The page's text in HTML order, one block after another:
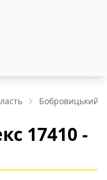
Бобровицький
17410 -